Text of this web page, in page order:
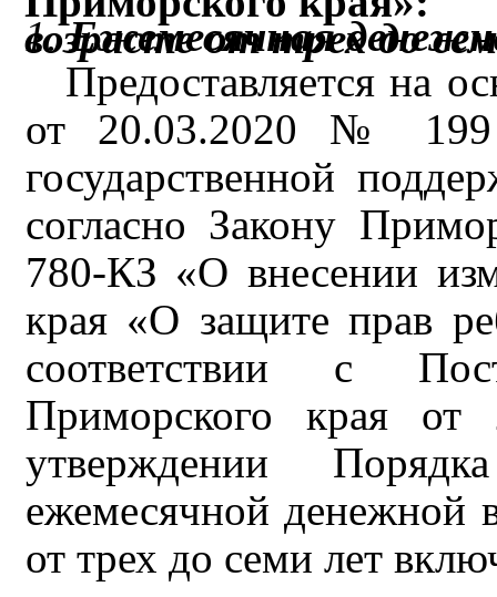
1.
Ежемесячная денежная выплата на ребенка в
Предоставляется на
от 20.03.2020 № 199
государственной
согласно Закону
780-КЗ «О внесении
края «О защите прав
соответствии с
Приморского края
утверждении
ежемесячной денежной
от трех до семи лет